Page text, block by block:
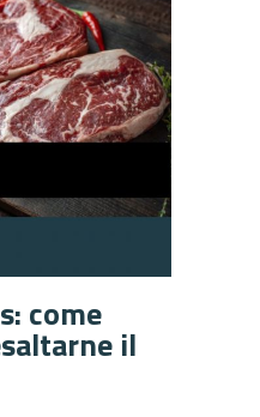
come
il